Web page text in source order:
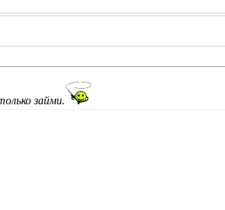
займи.